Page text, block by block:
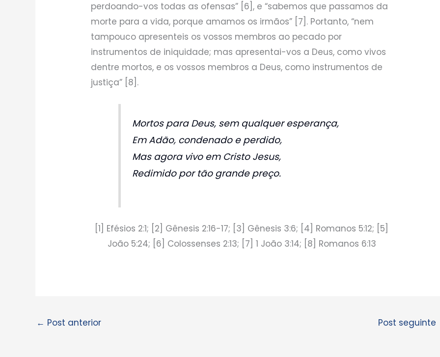
perdoando-vos todas as ofensas” [6], e “sabemos que passamos da
morte para a vida, porque amamos os irmãos” [7]. Portanto, “nem
tampouco apresenteis os vossos membros ao pecado por
instrumentos de iniquidade; mas apresentai-vos a Deus, como vivos
dentre mortos, e os vossos membros a Deus, como instrumentos de
justiça” [8].
Mortos para Deus, sem qualquer esperança,
Em Adão, condenado e perdido,
Mas agora vivo em Cristo Jesus,
Redimido por tão grande preço.
[1] Efésios 2:1; [2] Gênesis 2:16-17; [3] Gênesis 3:6; [4] Romanos 5:12; [5]
João 5:24; [6] Colossenses 2:13; [7] 1 João 3:14; [8] Romanos 6:13
← Post anterior Post seguinte